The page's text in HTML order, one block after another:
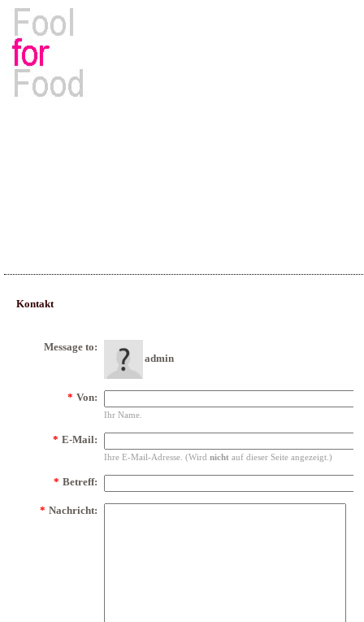
Kontakt
Message to:
admin
* Von:
Ihr Name.
* E-Mail:
Ihre E-Mail-Adresse. (Wird nicht auf dieser Seite angezeigt.)
* Betreff:
* Nachricht: